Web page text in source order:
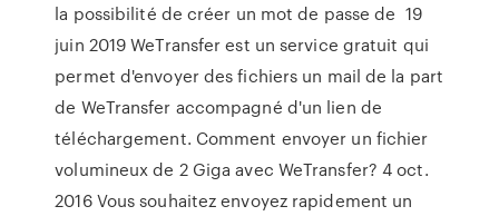
la possibilité de créer un mot de passe de 19
juin 2019 WeTransfer est un service gratuit qui
permet d'envoyer des fichiers un mail de la part
de WeTransfer accompagné d'un lien de
téléchargement. Comment envoyer un fichier
volumineux de 2 Giga avec WeTransfer? 4 oct.
2016 Vous souhaitez envoyez rapidement un